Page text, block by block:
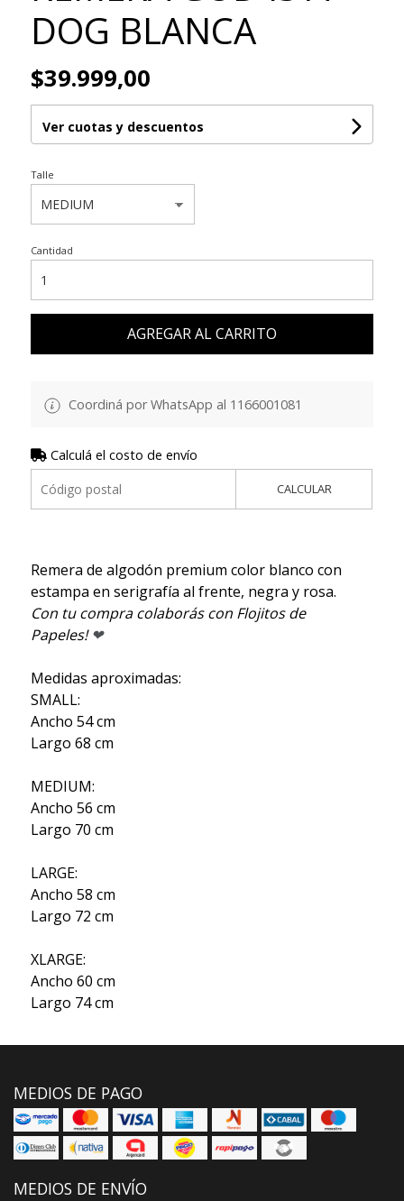
DOG BLANCA
$39.999,00
Ver cuotas y descuentos
Talle
Cantidad
AGREGAR AL CARRITO
Coordiná por WhatsApp al 1166001081
Calculá el costo de envío
CALCULAR
Remera de algodón premium color blanco con
estampa en serigrafía al frente, negra y rosa.
Con tu compra colaborás con Flojitos de
Papeles!❤
Medidas aproximadas:
SMALL:
Ancho 54 cm
Largo 68 cm
MEDIUM:
Ancho 56 cm
Largo 70 cm
LARGE:
Ancho 58 cm
Largo 72 cm
XLARGE:
Ancho 60 cm
Largo 74 cm
MEDIOS DE PAGO
MEDIOS DE ENVÍO